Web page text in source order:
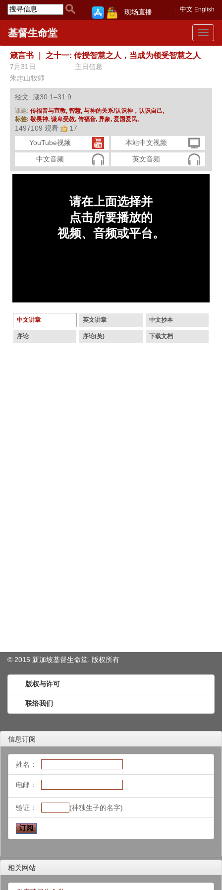
中文 English
现场直播
Toggle
基督生命堂
箴言书 之十一: 传授智慧之人，当成为领受智慧之人
7月31日
主日信息
朱志山牧师
经文: 箴30:1–31:9
课题: 传福音与宣教, 智慧, 与神的关系/认识神，认识自己,
标签: 敬畏神, 谦卑受教, 传福音, 异象, 爱国爱民,
1497109 观看
17
YouTube视频
本站中文视频
中文音频 英文音频
中文讲章 英文讲章 中文抄本
序论 序论(英) 下载文档
© 2015 新加坡基督生命堂. 版权所有
版权与许可
联络我们
信息订阅
姓名：
电邮：
验证： (神独生子的名字)
相关网站